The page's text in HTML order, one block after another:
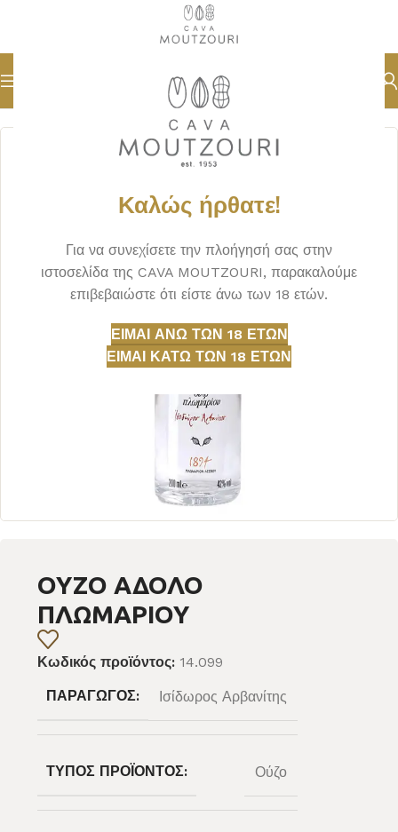
Καλώς ήρθατε!
Για να συνεχίσετε την πλοήγησή σας στην
ιστοσελίδα της CAVA MOUTZOURI, παρακαλούμε
επιβεβαιώστε ότι είστε άνω των 18 ετών.
ΕΊΜΑΙ ΆΝΩ ΤΩΝ 18 ΕΤΏΝ
ΕΊΜΑΙ ΚΆΤΩ ΤΩΝ 18 ΕΤΏΝ
Αρχική σελίδα ΑΠΟΣΤΑΓΜΑΤΑ ΟΥΖΟ
ΟΥΖΟ ΑΔΟΛΟ
ΠΛΩΜΑΡΙΟΥ
Κωδικός προϊόντος: 14.099
ΠΑΡΑΓΩΓΌΣ:
Ισίδωρος Αρβανίτης
ΤΎΠΟΣ ΠΡΟΪΌΝΤΟΣ: Ούζο